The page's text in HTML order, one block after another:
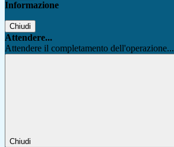
Informazione
Chiudi
Attendere...
Attendere il completamento dell'operazione...
Chiudi